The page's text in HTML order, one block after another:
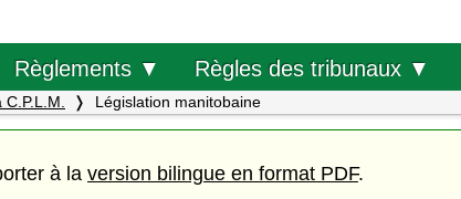
Règlements ▼ Règles des tribunaux ▼
Législation manitobaine
à la version bilingue en format PDF.